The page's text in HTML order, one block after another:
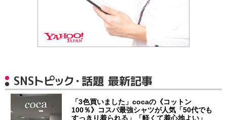
SNSトピック・話題 最新記事
「3色買いました」cocaの《コットン
100％》コスパ最強シャツが人気「50代でも
すっきり着られる」「軽くて着心地よい」